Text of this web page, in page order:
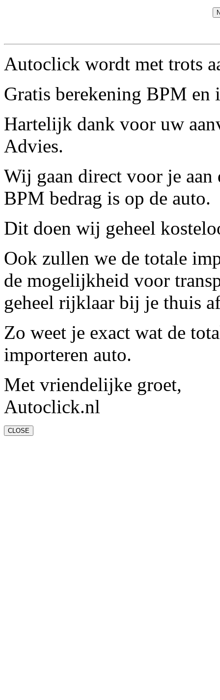
Autoclick wordt met trots
Gratis berekening BPM en
Hartelijk dank voor uw
Advies.
Wij gaan direct voor je aan
BPM bedrag is op de auto.
Dit doen wij geheel
Ook zullen we de totale
de mogelijkheid voor
geheel rijklaar bij je thuis
Zo weet je exact wat de
importeren auto.
Met vriendelijke groet,
Autoclick.nl
CLOSE